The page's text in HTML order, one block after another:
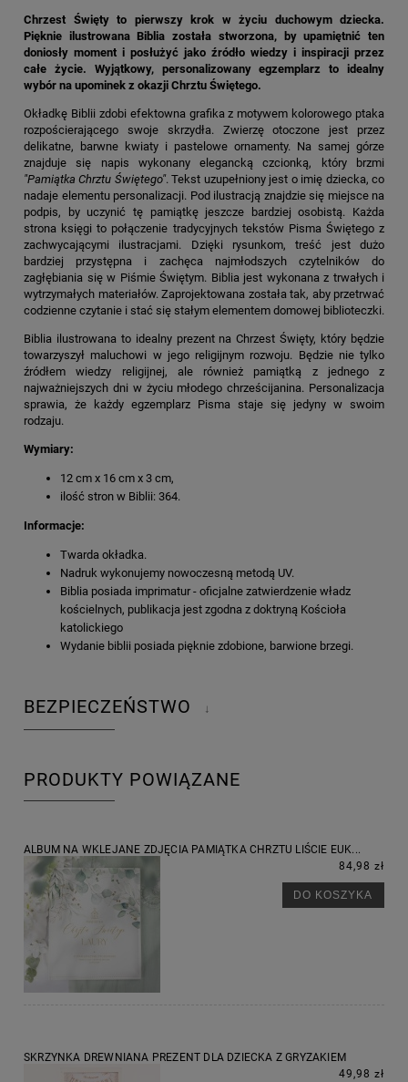
Chrzest Święty to pierwszy krok w życiu duchowym dziecka.
Pięknie ilustrowana Biblia została stworzona, by upamiętnić ten
doniosły moment i posłużyć jako źródło wiedzy i inspiracji przez
całe życie. Wyjątkowy, personalizowany egzemplarz to idealny
wybór na upominek z okazji Chrztu Świętego.
Okładkę Biblii zdobi efektowna grafika z motywem kolorowego ptaka
rozpościerającego swoje skrzydła. Zwierzę otoczone jest przez
delikatne, barwne kwiaty i pastelowe ornamenty. Na samej górze
znajduje się napis wykonany elegancką czcionką, który brzmi
"Pamiątka Chrztu Świętego". Tekst uzupełniony jest o imię dziecka, co
nadaje elementu personalizacji. Pod ilustracją znajdzie się miejsce na
podpis, by uczynić tę pamiątkę jeszcze bardziej osobistą. Każda
strona księgi to połączenie tradycyjnych tekstów Pisma Świętego z
zachwycającymi ilustracjami. Dzięki rysunkom, treść jest dużo
bardziej przystępna i zachęca najmłodszych czytelników do
zagłębiania się w Piśmie Świętym. Biblia jest wykonana z trwałych i
wytrzymałych materiałów. Zaprojektowana została tak, aby przetrwać
codzienne czytanie i stać się stałym elementem domowej biblioteczki.
Biblia ilustrowana to idealny prezent na Chrzest Święty, który będzie
towarzyszył maluchowi w jego religijnym rozwoju. Będzie nie tylko
źródłem wiedzy religijnej, ale również pamiątką z jednego z
najważniejszych dni w życiu młodego chrześcijanina. Personalizacja
sprawia, że każdy egzemplarz Pisma staje się jedyny w swoim
rodzaju.
Wymiary:
12 cm x 16 cm x 3 cm,
ilość stron w Biblii: 364.
Informacje:
Twarda okładka.
Nadruk wykonujemy nowoczesną metodą UV.
Biblia posiada imprimatur - oficjalne zatwierdzenie władz
kościelnych, publikacja jest zgodna z doktryną Kościoła
katolickiego
Wydanie biblii posiada pięknie zdobione, barwione brzegi.
BEZPIECZEŃSTWO ↓
PRODUKTY POWIĄZANE
ALBUM NA WKLEJANE ZDJĘCIA PAMIĄTKA CHRZTU LIŚCIE EUK...
84,98 zł
DO KOSZYKA
SKRZYNKA DREWNIANA PREZENT DLA DZIECKA Z GRYZAKIEM
49,98 zł